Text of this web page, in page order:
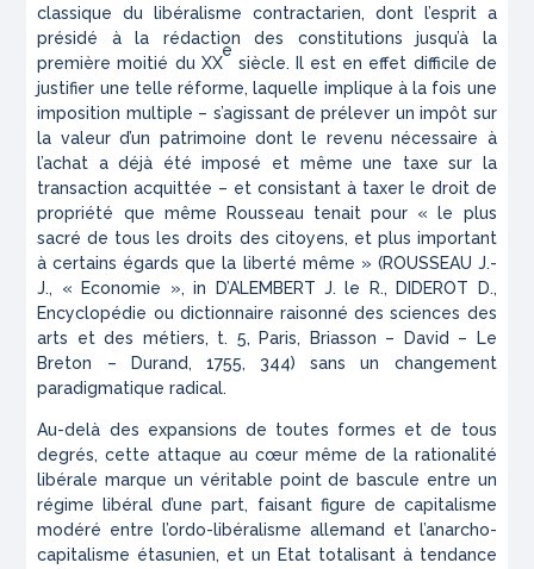
classique du libéralisme contractarien, dont l’esprit a
présidé à la rédaction des constitutions jusqu’à la
première moitié du XX
e
siècle. Il est en effet difficile de
justifier une telle réforme, laquelle implique à la fois une
imposition multiple – s’agissant de prélever un impôt sur
la valeur d’un patrimoine dont le revenu nécessaire à
l’achat a déjà été imposé et même une taxe sur la
transaction acquittée – et consistant à taxer le droit de
propriété que même Rousseau tenait pour « le plus
sacré de tous les droits des citoyens, et plus important
à certains égards que la liberté même » (ROUSSEAU J.-
J., « Economie », in D’ALEMBERT J. le R., DIDEROT D.,
Encyclopédie ou dictionnaire raisonné des sciences des
arts et des métiers, t. 5, Paris, Briasson – David – Le
Breton – Durand, 1755, 344) sans un changement
paradigmatique radical.
Au-delà des expansions de toutes formes et de tous
degrés, cette attaque au cœur même de la rationalité
libérale marque un véritable point de bascule entre un
régime libéral d’une part, faisant figure de capitalisme
modéré entre l’ordo-libéralisme allemand et l’anarcho-
capitalisme étasunien, et un Etat totalisant à tendance